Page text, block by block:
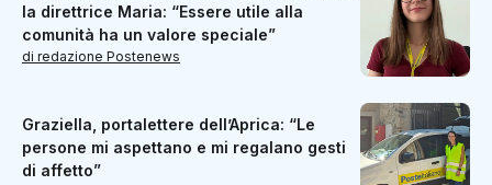
la direttrice Maria: “Essere utile alla
comunità ha un valore speciale”
di redazione Postenews
Graziella, portalettere dell’Aprica: “Le
persone mi aspettano e mi regalano gesti
di affetto”